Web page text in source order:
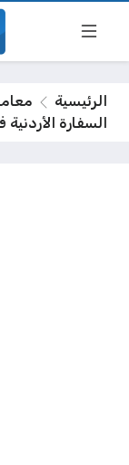
الرئيسية
السفارة